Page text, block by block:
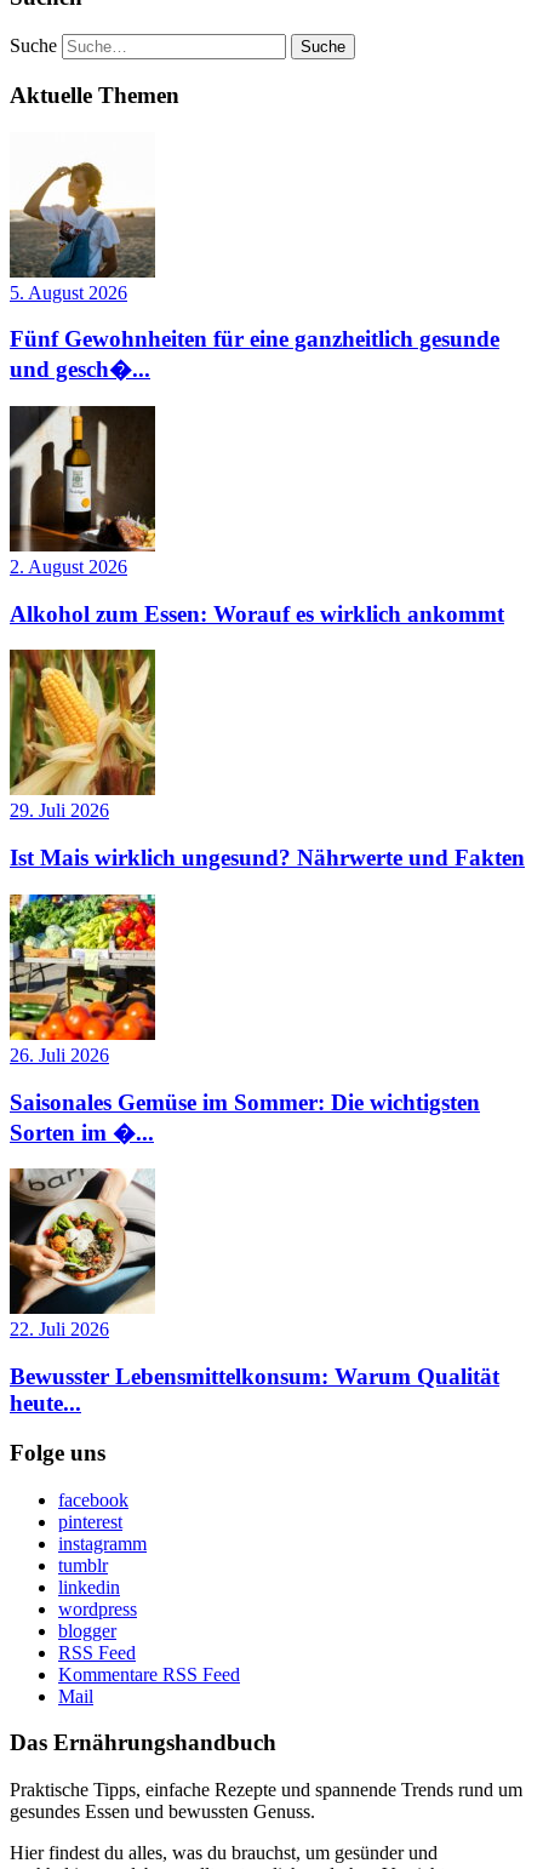
Suche
Aktuelle Themen
5. August 2026
Fünf Gewohnheiten für eine ganzheitlich gesunde
und gesch�...
2. August 2026
Alkohol zum Essen: Worauf es wirklich ankommt
29. Juli 2026
Ist Mais wirklich ungesund? Nährwerte und Fakten
26. Juli 2026
Saisonales Gemüse im Sommer: Die wichtigsten
Sorten im �...
22. Juli 2026
Bewusster Lebensmittelkonsum: Warum Qualität
heute...
Folge uns
facebook
pinterest
instagramm
tumblr
linkedin
wordpress
blogger
RSS Feed
Kommentare RSS Feed
Mail
Das Ernährungshandbuch
Praktische Tipps, einfache Rezepte und spannende Trends rund um
gesundes Essen und bewussten Genuss.
Hier findest du alles, was du brauchst, um gesünder und